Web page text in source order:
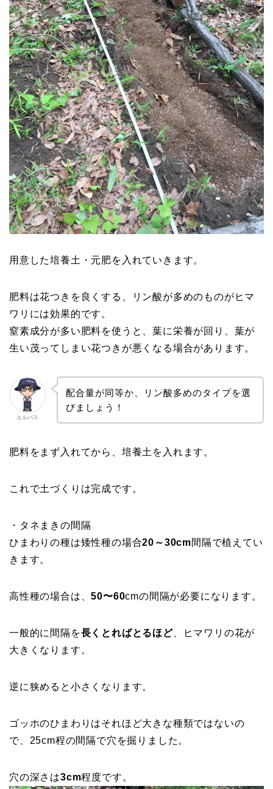
用意した培養土・元肥を入れていきます。
肥料は花つきを良くする、リン酸が多めのものがヒマ
ワリには効果的です。
窒素成分が多い肥料を使うと、葉に栄養が回り、葉が
生い茂ってしまい花つきが悪くなる場合があります。
エルバス
配合量が同等か、リン酸多めのタイプを選
びましょう！
肥料をまず入れてから、培養土を入れます。
これで土づくりは完成です。
・タネまきの間隔
ひまわりの種は矮性種の場合20～30cm間隔で植えてい
きます。
高性種の場合は、50〜60cmの間隔が必要になります。
一般的に間隔を長くとればとるほど、ヒマワリの花が
大きくなります。
逆に狭めると小さくなります。
ゴッホのひまわりはそれほど大きな種類ではないの
で、25cm程の間隔で穴を掘りました。
穴の深さは3cm程度です。